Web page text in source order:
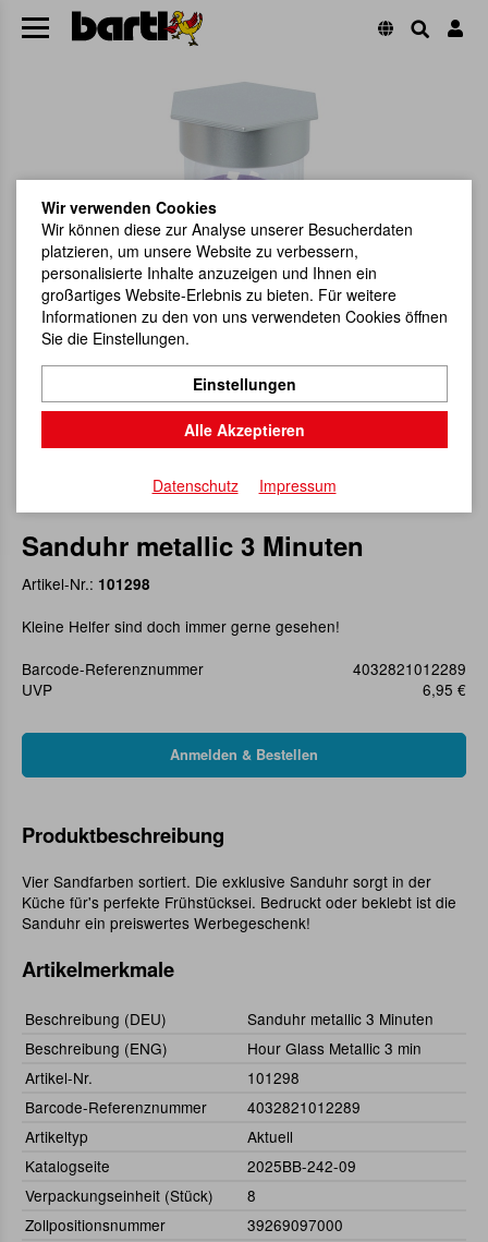
Sanduhr metallic 3 Minuten
Artikel-Nr.: 101298
Kleine Helfer sind doch immer gerne gesehen!
Barcode-Referenznummer
4032821012289
UVP
6,95 €
Produktbeschreibung
Vier Sandfarben sortiert. Die exklusive Sanduhr sorgt in der
Küche für's perfekte Frühstücksei. Bedruckt oder beklebt ist die
Sanduhr ein preiswertes Werbegeschenk!
Artikelmerkmale
Beschreibung (DEU)
Sanduhr metallic 3 Minuten
Beschreibung (ENG)
Hour Glass Metallic 3 min
Artikel-Nr.
101298
Barcode-Referenznummer
4032821012289
Artikeltyp
Aktuell
Katalogseite
2025BB-242-09
Verpackungseinheit (Stück)
8
Zollpositionsnummer
39269097000
Wir verwenden Cookies
Wir können diese zur Analyse unserer Besucherdaten
platzieren, um unsere Website zu verbessern,
personalisierte Inhalte anzuzeigen und Ihnen ein
großartiges Website-Erlebnis zu bieten. Für weitere
Informationen zu den von uns verwendeten Cookies öffnen
Sie die Einstellungen.
Einstellungen
Alle Akzeptieren
Datenschutz Impressum